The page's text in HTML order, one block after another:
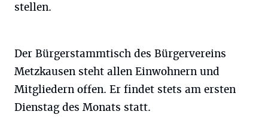
stellen.
Der Bürgerstammtisch des Bürgervereins
Metzkausen steht allen Einwohnern und
Mitgliedern offen. Er findet stets am ersten
Dienstag des Monats statt.